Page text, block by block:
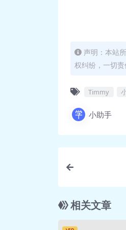
声明：本站
权纠纷，一切责
Timmy
小助手
相关文章